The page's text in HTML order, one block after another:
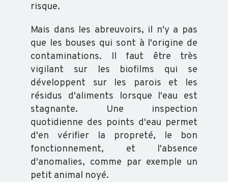
risque.
Mais dans les abreuvoirs, il n'y a pas
que les bouses qui sont à l'origine de
contaminations. Il faut être très
vigilant sur les biofilms qui se
développent sur les parois et les
résidus d'aliments lorsque l'eau est
stagnante. Une inspection
quotidienne des points d'eau permet
d'en vérifier la propreté, le bon
fonctionnement, et l'absence
d'anomalies, comme par exemple un
petit animal noyé.